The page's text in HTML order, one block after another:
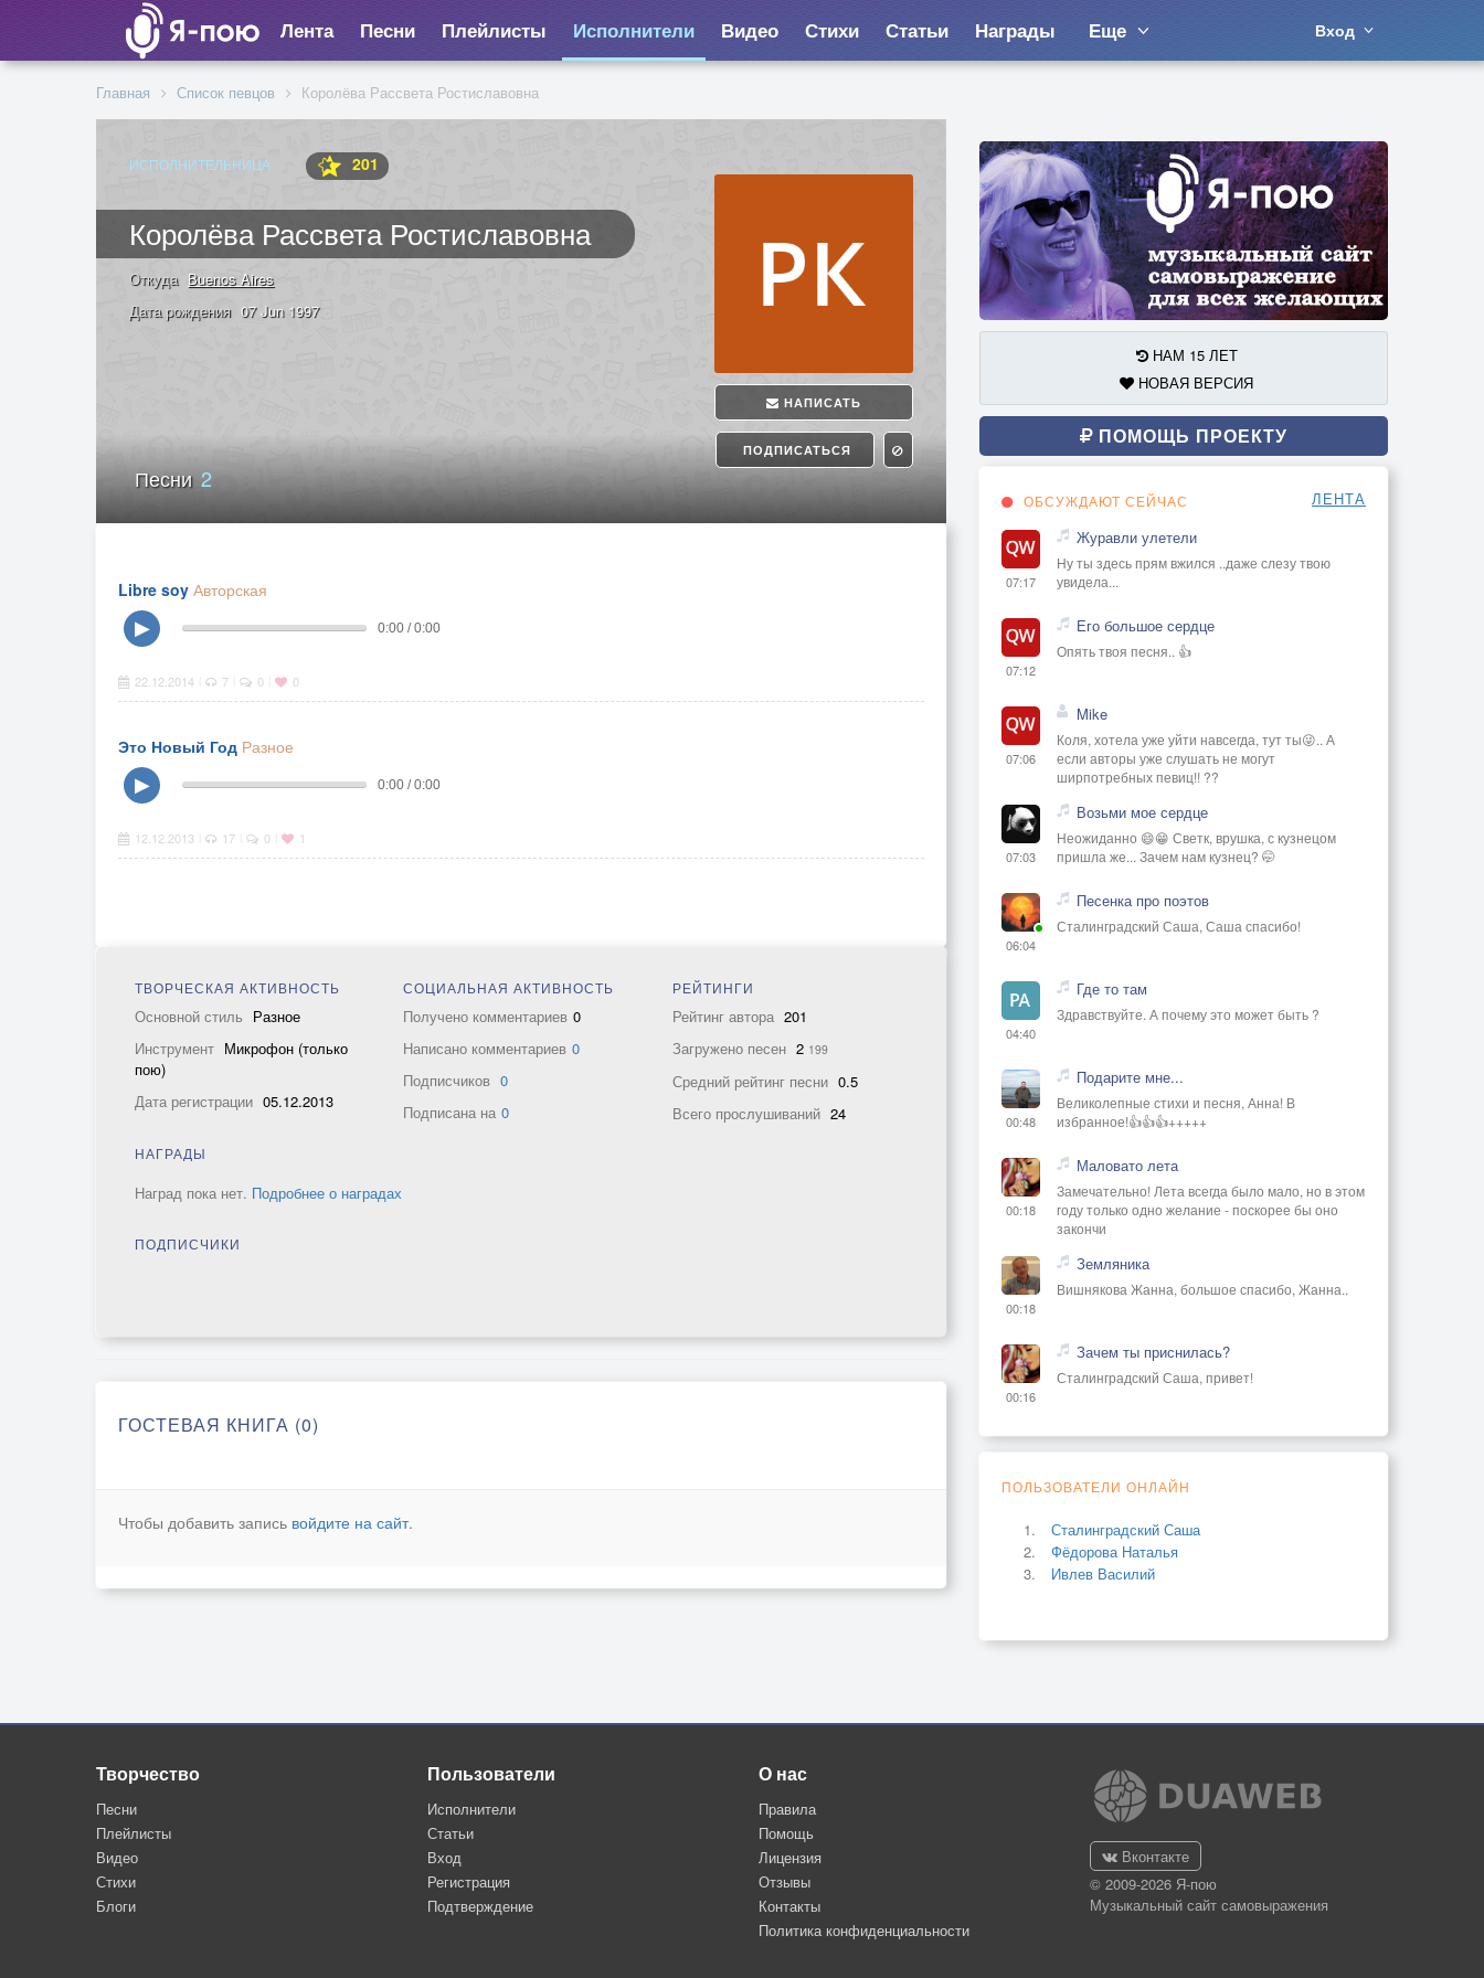
Лента Песни Плейлисты Исполнители Видео Стихи Статьи Награды Еще Вход
Главная Список певцов Королёва Рассвета Ростиславовна
ИСПОЛНИТЕЛЬНИЦА 201
Королёва Рассвета Ростиславовна
НАПИСАТЬ
ПОДПИСАТЬСЯ
Откуда Buenos Aires
Дата рождения 07 Jun 1997
Песни2
Libre soy Авторская
▶
0:00 / 0:00
22.12.2014 7 0 0
Это Новый Год Разное
▶
0:00 / 0:00
12.12.2013 17 0 1
ТВОРЧЕСКАЯ АКТИВНОСТЬ
Основной стиль Разное
Инструмент Микрофон (только
пою)
Дата регистрации 05.12.2013
СОЦИАЛЬНАЯ АКТИВНОСТЬ
Получено комментариев 0
Написано комментариев 0
Подписчиков 0
Подписана на 0
РЕЙТИНГИ
Рейтинг автора 201
Загружено песен 2 199
Средний рейтинг песни 0.5
Всего прослушиваний 24
НАГРАДЫ
Наград пока нет. Подробнее о наградах
ПОДПИСЧИКИ
ГОСТЕВАЯ КНИГА (0)
Чтобы добавить запись войдите на сайт.
НАМ 15 ЛЕТ
НОВАЯ ВЕРСИЯ
ПОМОЩЬ ПРОЕКТУ
ОБСУЖДАЮТ СЕЙЧАС ЛЕНТА
07:17
Журавли улетели
Ну ты здесь прям вжился ..даже слезу твою
увидела...
07:12
Его большое сердце
Опять твоя песня.. 👍
07:06
Mike
Коля, хотела уже уйти навсегда, тут ты😜.. А
если авторы уже слушать не могут
ширпотребных певиц!! ??
07:03
Возьми мое сердце
Неожиданно 😄😁 Светк, врушка, с кузнецом
пришла же... Зачем нам кузнец? 🤭
06:04
Песенка про поэтов
Сталинградский Саша, Саша спасибо!
04:40
Где то там
Здравствуйте. А почему это может быть ?
00:48
Подарите мне...
Великолепные стихи и песня, Анна! В
избранное!👍👍👍+++++
00:18
Маловато лета
Замечательно! Лета всегда было мало, но в этом
году только одно желание - поскорее бы оно
закончи
00:18
Земляника
Вишнякова Жанна, большое спасибо, Жанна..
00:16
Зачем ты приснилась?
Сталинградский Саша, привет!
ПОЛЬЗОВАТЕЛИ ОНЛАЙН
Сталинградский Саша
Фёдорова Наталья
Ивлев Василий
Творчество
Песни
Плейлисты
Видео
Стихи
Блоги
Пользователи
Исполнители
Статьи
Вход
Регистрация
Подтверждение
О нас
Правила
Помощь
Лицензия
Отзывы
Контакты
Политика конфиденциальности
Вконтакте
© 2009-2026 Я-пою
Музыкальный сайт самовыражения